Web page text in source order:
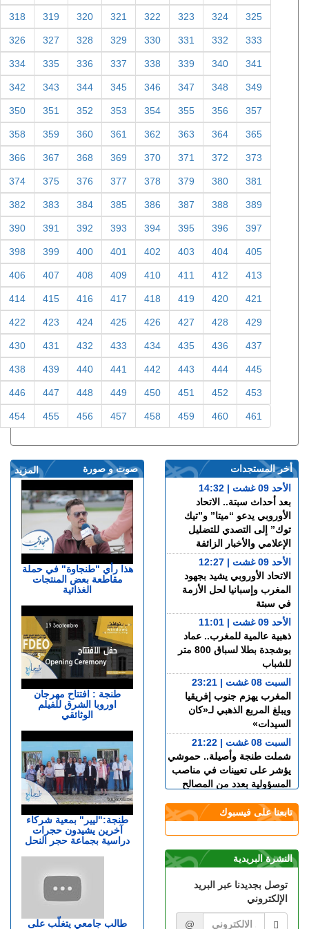
318 319 320 321 322 323 324 325
326 327 328 329 330 331 332 333
334 335 336 337 338 339 340 341
342 343 344 345 346 347 348 349
350 351 352 353 354 355 356 357
358 359 360 361 362 363 364 365
366 367 368 369 370 371 372 373
374 375 376 377 378 379 380 381
382 383 384 385 386 387 388 389
390 391 392 393 394 395 396 397
398 399 400 401 402 403 404 405
406 407 408 409 410 411 412 413
414 415 416 417 418 419 420 421
422 423 424 425 426 427 428 429
430 431 432 433 434 435 436 437
438 439 440 441 442 443 444 445
446 447 448 449 450 451 452 453
454 455 456 457 458 459 460 461
المزيد صوت و صورة
هذا رأي "طنجاوة" في حملة
مقاطعة بعض المنتجات
الغذائية
طنجة : افتتاح مهرجان
اوروبا الشرق للفيلم
الوثائقي
طنجة:"ليير" بمعية شركاء
آخرين يشيدون حجرات
دراسية بجماعة حجر النحل
طالب جامعي يتغلّب على
أخر المستجدات
الأحد 09 غشت | 14:32
بعد أحداث سبتة.. الاتحاد
الأوروبي يدعو “ميتا” و”تيك
توك” إلى التصدي للتضليل
الإعلامي والأخبار الزائفة
الأحد 09 غشت | 12:27
الاتحاد الأوروبي يشيد بجهود
المغرب وإسبانيا لحل الأزمة
في سبتة
الأحد 09 غشت | 11:01
ذهبية عالمية للمغرب.. عماد
بوشجدة بطلا لسباق 800 متر
للشباب
السبت 08 غشت | 23:21
المغرب يهزم جنوب إفريقيا
ويبلغ المربع الذهبي لـ«كان
السيدات»
السبت 08 غشت | 21:22
شملت طنجة وأصيلة.. حموشي
يؤشر على تعيينات في مناصب
المسؤولية بعدد من المصالح
السبت 08 غشت | 19:48
سوسيداد
قضية الصحراء المغربية..
كولومبيا تعلن تغييرا في موقفها
وتعترف بسيادة المغرب على
تابعنا على فيسبوك
النشرة البريدية
توصل بجديدنا عبر البريد
الإلكتروني
@